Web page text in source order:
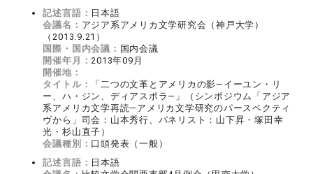
記述言語： 日本語
会議名： アジア系アメリカ文学研究会（神戸大学）
（2013.9.21）
国際・国内会議： 国内会議
開催年月： 2013年09月
開催地：
タイトル：
「二つの文革とアメリカの影―イーユン・リ
ー、ハ・ジン、ディアスポラ―」（シンポジウム「アジア
系アメリカ文学再読―アメリカ文学研究のパースペクティ
ヴから」司会：山本秀行、パネリスト：山下昇・塚田幸
光・杉山直子）
会議種別： 口頭発表（一般）
記述言語： 日本語